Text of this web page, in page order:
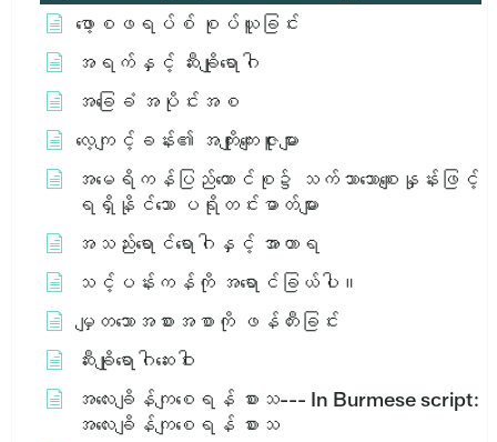
ဖော့စဖရပ်စ် စုပ်ယူခြင်း
အရက်နှင့် ဆီးချိုရောဂါ
အခြေခံ အပိုင်းအစ
လေ့ကျင့်ခန်း၏ အကျိုးကျေးဇူးများ
အမေရိကန်ပြည်ထောင်စု၌ သက်သာသောစျေးနှုန်းဖြင့်
ရရှိနိုင်သော ပရိုတင်းဓာတ်များ
အသည်းရောင်ရောဂါနှင့် အာဟာရ
သင့်ပန်းကန်ကို အရောင်ခြယ်ပါ။
မျှတသောအစားအစာကို ဖန်တီးခြင်း
ဆီးချိုရောဂါဆေးဝါး
အ​လေး​ချိန်​ကျ​စေ​ရန်​ စား​သ​ --- In Burmese script:
အ​လေး​ချိန်​ကျ​စေ​ရန်​ စား​သ​